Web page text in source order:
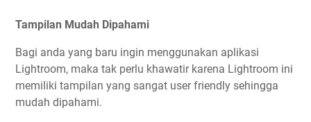
Tampilan Mudah Dipahami
Bagi anda yang baru ingin menggunakan aplikasi
Lightroom, maka tak perlu khawatir karena Lightroom ini
memiliki tampilan yang sangat user friendly sehingga
mudah dipahami.